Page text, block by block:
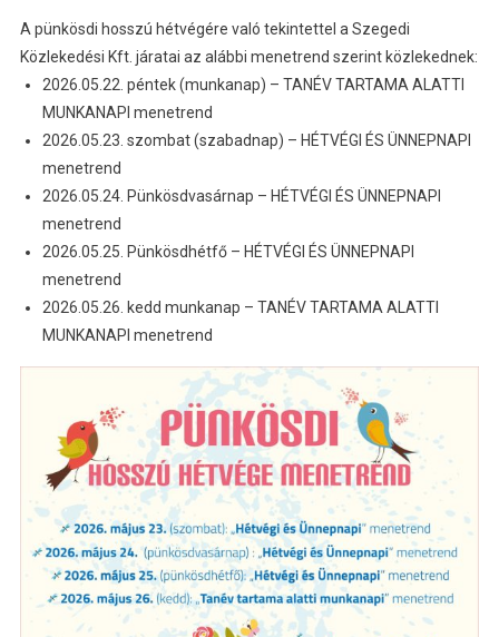
A pünkösdi hosszú hétvégére való tekintettel a Szegedi
Közlekedési Kft. járatai az alábbi menetrend szerint közlekednek:
2026.05.22. péntek (munkanap) – TANÉV TARTAMA ALATTI
MUNKANAPI menetrend
2026.05.23. szombat (szabadnap) – HÉTVÉGI ÉS ÜNNEPNAPI
menetrend
2026.05.24. Pünkösdvasárnap – HÉTVÉGI ÉS ÜNNEPNAPI
menetrend
2026.05.25. Pünkösdhétfő – HÉTVÉGI ÉS ÜNNEPNAPI
menetrend
2026.05.26. kedd munkanap – TANÉV TARTAMA ALATTI
MUNKANAPI menetrend